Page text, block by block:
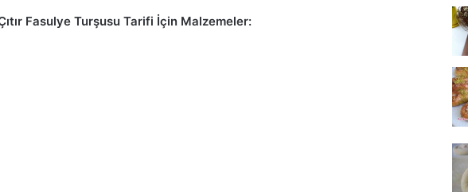
Fasulye Turşusu Tarifi İçin Malzemeler: